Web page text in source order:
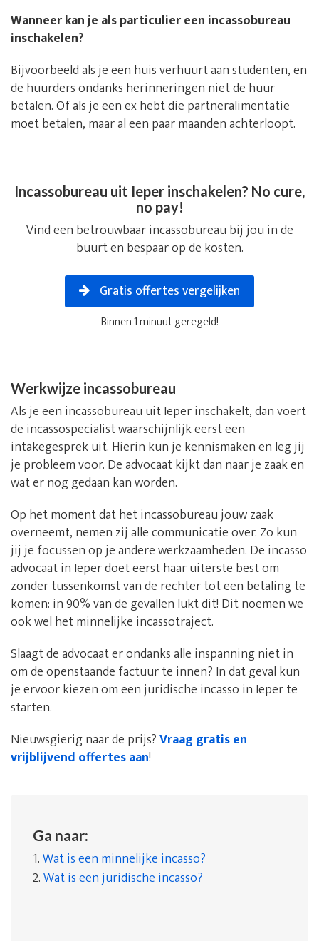
Wanneer kan je als particulier een incassobureau
inschakelen?
Bijvoorbeeld als je een huis verhuurt aan studenten, en
de huurders ondanks herinneringen niet de huur
betalen. Of als je een ex hebt die partneralimentatie
moet betalen, maar al een paar maanden achterloopt.
Incassobureau uit Ieper inschakelen? No cure,
no pay!
Vind een betrouwbaar incassobureau bij jou in de
buurt en bespaar op de kosten.
Gratis offertes vergelijken
Binnen 1 minuut geregeld!
Werkwijze incassobureau
Als je een incassobureau uit Ieper inschakelt, dan voert
de incassospecialist waarschijnlijk eerst een
intakegesprek uit. Hierin kun je kennismaken en leg jij
je probleem voor. De advocaat kijkt dan naar je zaak en
wat er nog gedaan kan worden.
Op het moment dat het incassobureau jouw zaak
overneemt, nemen zij alle communicatie over. Zo kun
jij je focussen op je andere werkzaamheden. De incasso
advocaat in Ieper doet eerst haar uiterste best om
zonder tussenkomst van de rechter tot een betaling te
komen: in 90% van de gevallen lukt dit! Dit noemen we
ook wel het minnelijke incassotraject.
Slaagt de advocaat er ondanks alle inspanning niet in
om de openstaande factuur te innen? In dat geval kun
je ervoor kiezen om een juridische incasso in Ieper te
starten.
Nieuwsgierig naar de prijs?Vraag gratis en
vrijblijvend offertes aan!
Ga naar:
1.Wat is een minnelijke incasso?
2.Wat is een juridische incasso?